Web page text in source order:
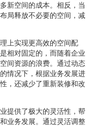
新空间的成本。相反，当
局释放不必要的空间，减
上实现更高效的空间配
相对固定的，而随着企业
间资源的浪费。通过动态
情况下，根据业务发展进
，还减少了重新装修和改
提供了极大的灵活性，帮
业务发展。通过灵活调整